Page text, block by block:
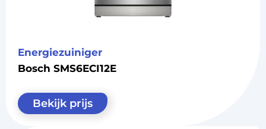
Energiezuiniger
Bosch SMS6ECI12E
Bekijk prijs